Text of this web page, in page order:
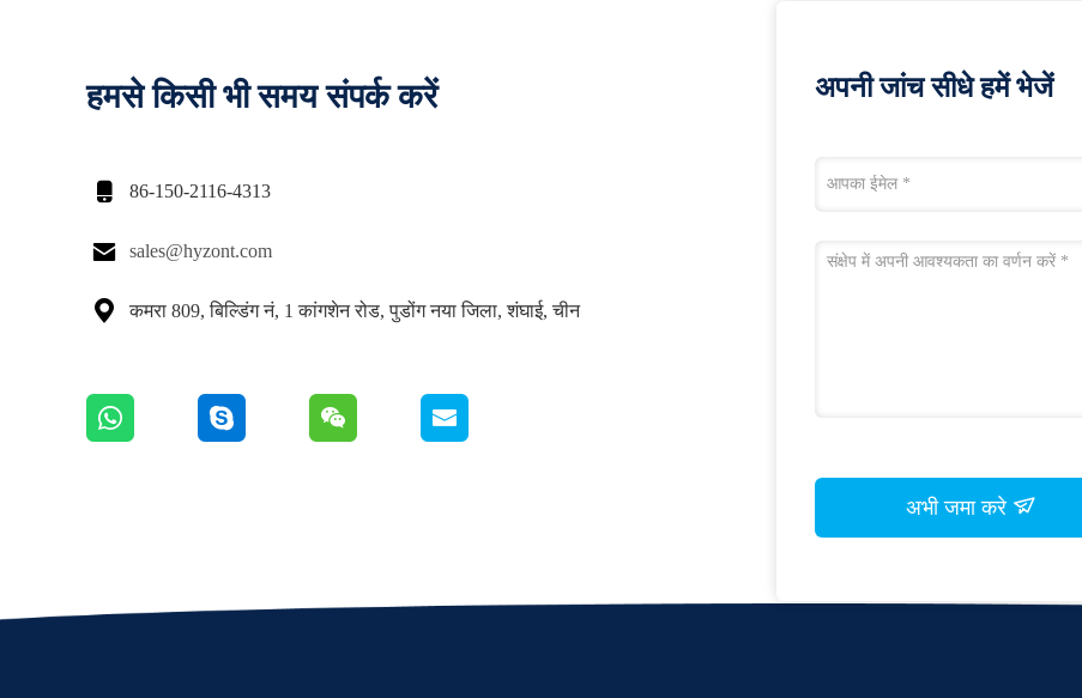
हमसे किसी भी समय संपर्क करें
 86-150-2116-4313
 sales@hyzont.com
 कमरा 809, बिल्डिंग नं, 1 कांगशेन रोड, पुडोंग नया जिला, शंघाई, चीन
अपनी जांच सीधे हमें भेजें
अभी जमा करे